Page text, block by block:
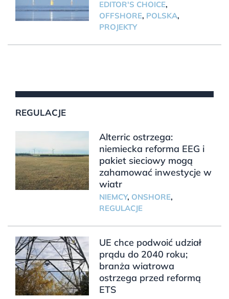
EDITOR'S CHOICE,
OFFSHORE, POLSKA,
PROJEKTY
REGULACJE
Alterric ostrzega:
niemiecka reforma EEG i
pakiet sieciowy mogą
zahamować inwestycje w
wiatr
NIEMCY, ONSHORE,
REGULACJE
UE chce podwoić udział
prądu do 2040 roku;
branża wiatrowa
ostrzega przed reformą
ETS